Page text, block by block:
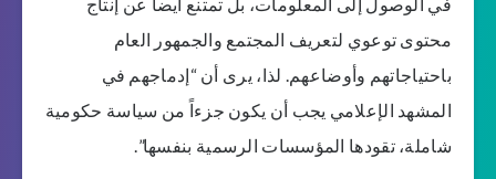
في الوصول إلى المعلومات، بل تمتنع أيضاً عن إنتاج
محتوى توعوي لتعريف المجتمع والجمهور العام
باحتياجاتهم وأوضاعهم. لذا، يرى أن “إدماجهم في
المشهد الإعلامي يجب أن يكون جزءاً من سياسة حكومية
شاملة، تقودها المؤسسات الرسمية بنفسها”.